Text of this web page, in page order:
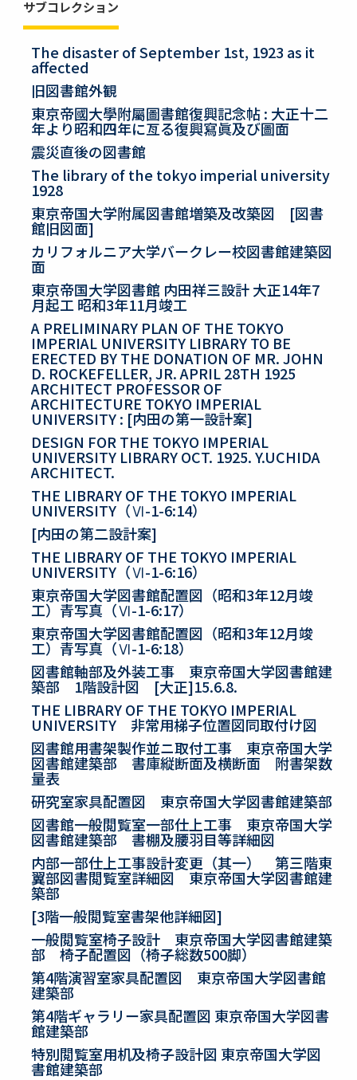
サブコレクション
The disaster of September 1st, 1923 as it
affected
旧図書館外観
東京帝國大學附屬圖書館復興記念帖 : 大正十二
年より昭和四年に亙る復興寫眞及び圖面
震災直後の図書館
The library of the tokyo imperial university
1928
東京帝国大学附属図書館増築及改築図 [図書
館旧図面]
カリフォルニア大学バークレー校図書館建築図
面
東京帝国大学図書館 内田祥三設計 大正14年7
月起工 昭和3年11月竣工
A PRELIMINARY PLAN OF THE TOKYO
IMPERIAL UNIVERSITY LIBRARY TO BE
ERECTED BY THE DONATION OF MR. JOHN
D. ROCKEFELLER, JR. APRIL 28TH 1925
ARCHITECT PROFESSOR OF
ARCHITECTURE TOKYO IMPERIAL
UNIVERSITY : [内田の第一設計案]
DESIGN FOR THE TOKYO IMPERIAL
UNIVERSITY LIBRARY OCT. 1925. Y.UCHIDA
ARCHITECT.
THE LIBRARY OF THE TOKYO IMPERIAL
UNIVERSITY（Ⅵ-1-6:14）
[内田の第二設計案]
THE LIBRARY OF THE TOKYO IMPERIAL
UNIVERSITY（Ⅵ-1-6:16）
東京帝国大学図書館配置図（昭和3年12月竣
工）青写真（Ⅵ-1-6:17）
東京帝国大学図書館配置図（昭和3年12月竣
工）青写真（Ⅵ-1-6:18）
図書館軸部及外装工事 東京帝国大学図書館建
築部 1階設計図 [大正]15.6.8.
THE LIBRARY OF THE TOKYO IMPERIAL
UNIVERSITY 非常用梯子位置図同取付け図
図書館用書架製作並ニ取付工事 東京帝国大学
図書館建築部 書庫縦断面及横断面 附書架数
量表
研究室家具配置図 東京帝国大学図書館建築部
図書館一般閲覧室一部仕上工事 東京帝国大学
図書館建築部 書棚及腰羽目等詳細図
内部一部仕上工事設計変更（其一） 第三階東
翼部図書閲覧室詳細図 東京帝国大学図書館建
築部
[3階一般閲覧室書架他詳細図]
一般閲覧室椅子設計 東京帝国大学図書館建築
部 椅子配置図（椅子総数500脚）
第4階演習室家具配置図 東京帝国大学図書館
建築部
第4階ギャラリー家具配置図 東京帝国大学図書
館建築部
特別閲覧室用机及椅子設計図 東京帝国大学図
書館建築部